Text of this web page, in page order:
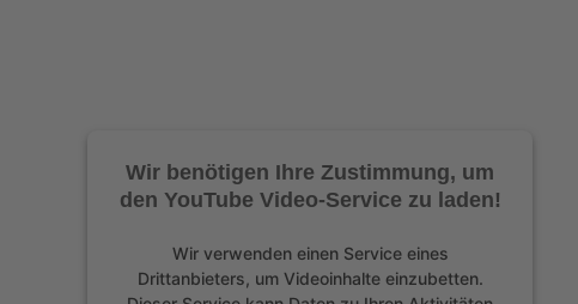
Wir benötigen Ihre Zustimmung, um
den YouTube Video-Service zu laden!
Wir verwenden einen Service eines
Drittanbieters, um Videoinhalte einzubetten.